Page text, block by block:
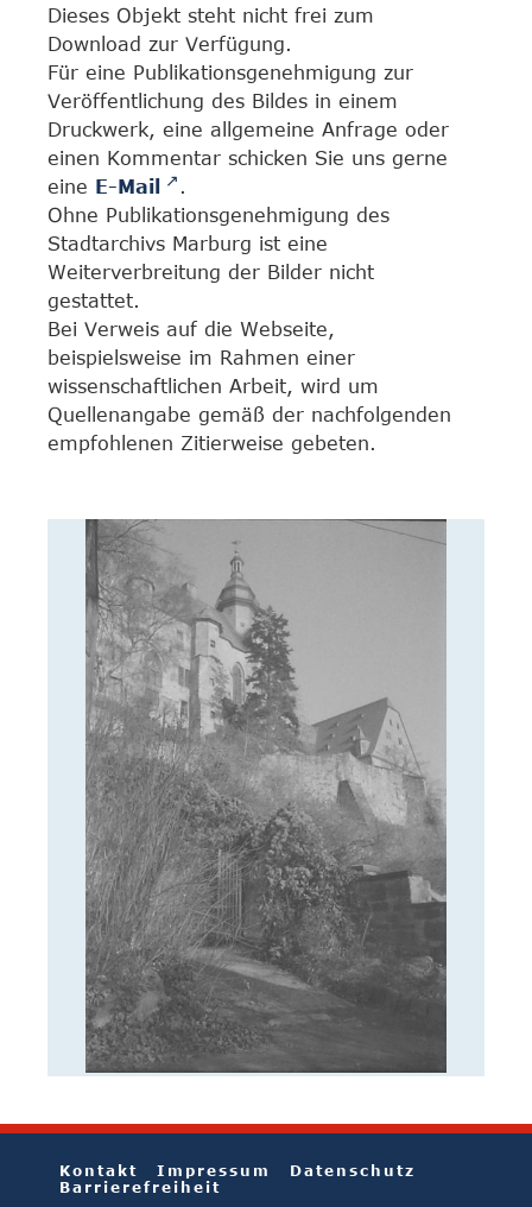
Dieses Objekt steht nicht frei zum
Download zur Verfügung.
Für eine Publikationsgenehmigung zur
Veröffentlichung des Bildes in einem
Druckwerk, eine allgemeine Anfrage oder
einen Kommentar schicken Sie uns gerne
eine E-Mail
.
Ohne Publikationsgenehmigung des
Stadtarchivs Marburg ist eine
Weiterverbreitung der Bilder nicht
gestattet.
Bei Verweis auf die Webseite,
beispielsweise im Rahmen einer
wissenschaftlichen Arbeit, wird um
Quellenangabe gemäß der nachfolgenden
empfohlenen Zitierweise gebeten.
Kontakt Impressum
Datenschutz
Barrierefreiheit